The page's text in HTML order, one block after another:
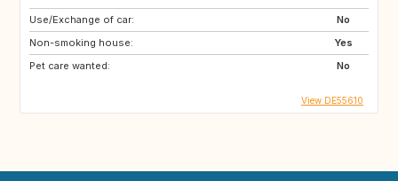
Use/Exchange of car:
No
Non-smoking house:
Yes
Pet care wanted:
No
View DE55610